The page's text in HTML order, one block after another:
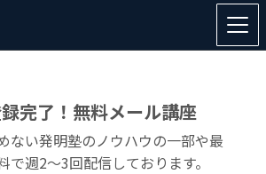
入力してみましたが、思いの外、発明
に提示してくれて、驚いております。
完了！無料メール講座
ない発明塾のノウハウの一部や最
で週2〜3回配信しております。